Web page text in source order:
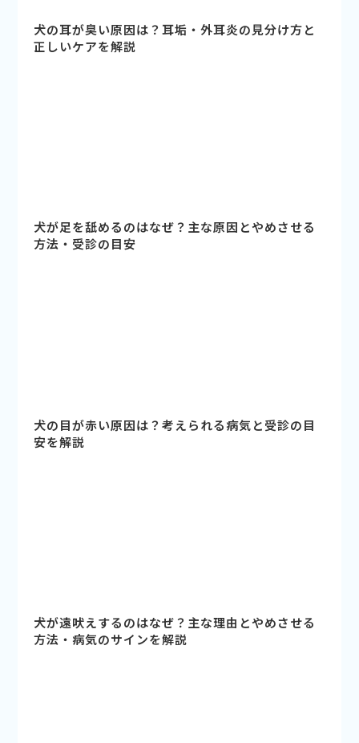
犬の耳が臭い原因は？耳垢・外耳炎の見分け方と
正しいケアを解説
犬が足を舐めるのはなぜ？主な原因とやめさせる
方法・受診の目安
犬の目が赤い原因は？考えられる病気と受診の目
安を解説
犬が遠吠えするのはなぜ？主な理由とやめさせる
方法・病気のサインを解説